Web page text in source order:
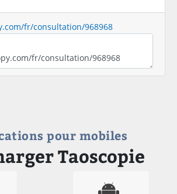
fr/consultation/968968
pour mobiles
Taoscopie